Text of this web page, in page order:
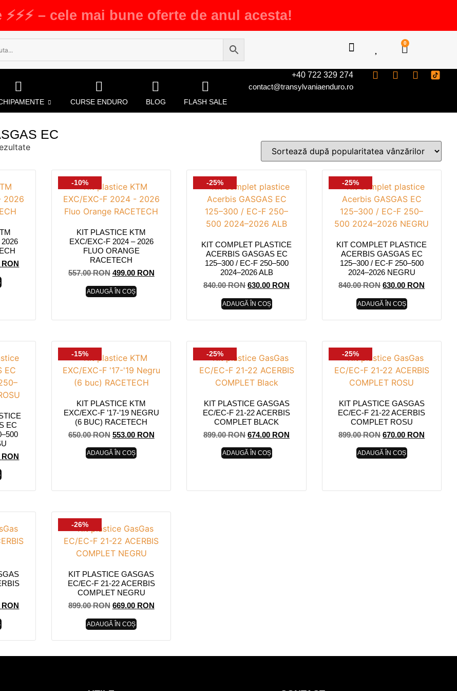
– cele mai bune oferte de anul acesta!
0
CURSE ENDURO BLOG FLASH SALE
+40 722 329 274
contact@transylvaniaenduro.ro
EC
RON
-10%
KIT PLASTICE KTM
EXC/EXC-F 2024 – 2026
FLUO ORANGE
RACETECH
557.00RON 499.00 RON
ADAUGĂ ÎN COȘ
-25%
KIT COMPLET PLASTICE
ACERBIS GASGAS EC
125–300 / EC-F 250–500
2024–2026 ALB
840.00RON 630.00 RON
ADAUGĂ ÎN COȘ
-25%
KIT COMPLET PLASTICE
ACERBIS GASGAS EC
125–300 / EC-F 250–500
2024–2026 NEGRU
840.00RON 630.00 RON
ADAUGĂ ÎN COȘ
EC
RON
-15%
KIT PLASTICE KTM
EXC/EXC-F ’17-’19 NEGRU
(6 BUC) RACETECH
650.00RON 553.00 RON
ADAUGĂ ÎN COȘ
-25%
KIT PLASTICE GASGAS
EC/EC-F 21-22 ACERBIS
COMPLET BLACK
899.00RON 674.00 RON
ADAUGĂ ÎN COȘ
-25%
KIT PLASTICE GASGAS
EC/EC-F 21-22 ACERBIS
COMPLET ROSU
899.00RON 670.00 RON
ADAUGĂ ÎN COȘ
RON
-26%
KIT PLASTICE GASGAS
EC/EC-F 21-22 ACERBIS
COMPLET NEGRU
899.00RON 669.00 RON
ADAUGĂ ÎN COȘ